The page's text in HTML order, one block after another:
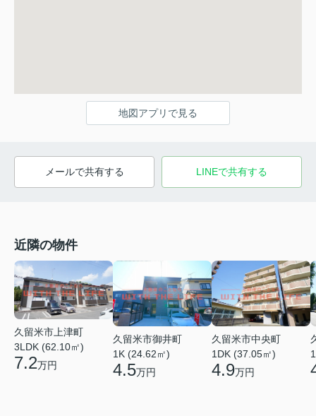
地図アプリで見る
メールで共有する LINEで共有する
近隣の物件
久留米市上津町
3LDK (62.10㎡)
7.2万円
久留米市御井町
1K (24.62㎡)
4.5万円
久留米市中央町
1DK (37.05㎡)
4.9万円